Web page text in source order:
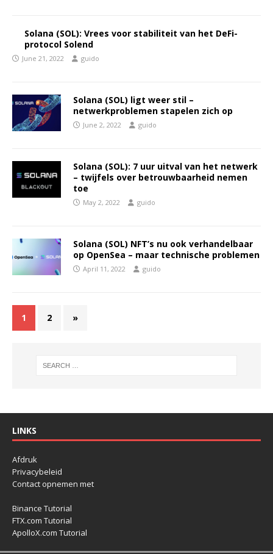
Solana (SOL): Vrees voor stabiliteit van het DeFi-
protocol Solend
June 21, 2022 guido
Solana (SOL) ligt weer stil –
netwerkproblemen stapelen zich op
June 2, 2022 guido
Solana (SOL): 7 uur uitval van het netwerk
– twijfels over betrouwbaarheid nemen
toe
May 2, 2022 guido
Solana (SOL) NFT’s nu ook verhandelbaar
op OpenSea – maar technische problemen
April 11, 2022 guido
1 2 »
LINKS
Afdruk
Privacybeleid
Contact opnemen met
Binance Tutorial
FTX.com Tutorial
ApolloX.com Tutorial